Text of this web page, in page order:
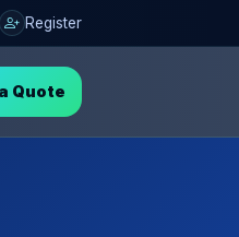
Register
Quote